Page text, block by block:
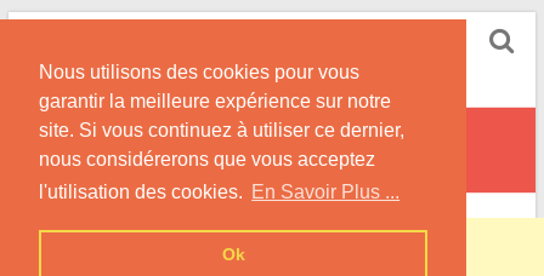
Nous utilisons des cookies pour vous
garantir la meilleure expérience sur notre
site. Si vous continuez à utiliser ce dernier,
nous considérerons que vous acceptez
l'utilisation des cookies. En Savoir Plus ...
Ok
Skip
content
Informations sur les Pompes à Chaleur
Laàs